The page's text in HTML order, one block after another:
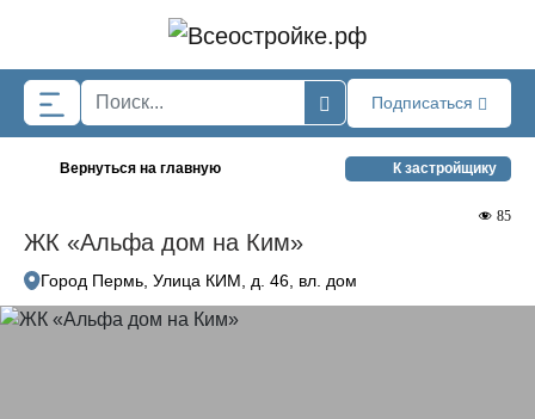
Подписаться
Вернуться на главную К застройщику
ЖК «Альфа дом на Ким»
85
Город Пермь, Улица КИМ, д. 46, вл. дом